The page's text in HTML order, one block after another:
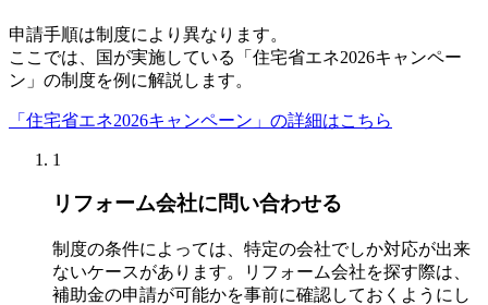
申請手順は制度により異なります。
ここでは、国が実施している「住宅省エネ2026キャンペー
ン」の制度を例に解説します。
「住宅省エネ2026キャンペーン」の詳細はこちら
1
リフォーム会社に問い合わせる
制度の条件によっては、特定の会社でしか対応が出来
ないケースがあります。リフォーム会社を探す際は、
補助金の申請が可能かを事前に確認しておくようにし